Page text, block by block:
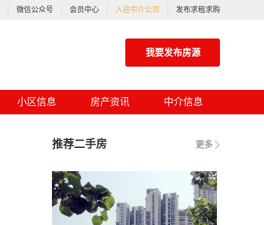
微信公众号 会员中心 入驻中介公司 发布求租求购
我要发布房源
小区信息 房产资讯 中介信息
更多
推荐二手房